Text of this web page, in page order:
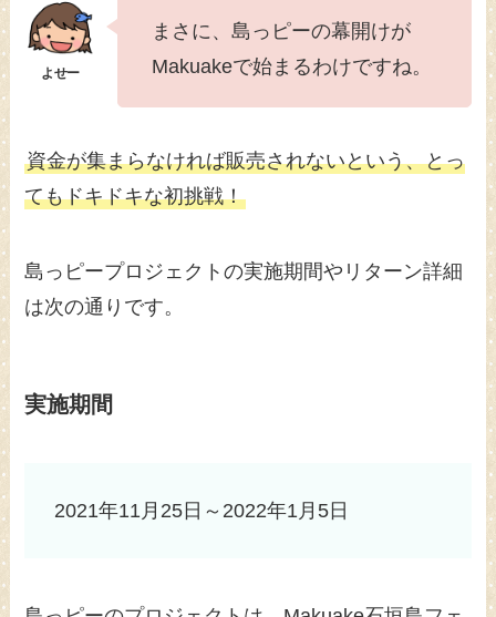
まさに、島っピーの幕開けが
Makuakeで始まるわけですね。
資金が集まらなければ販売されないという、とっ
てもドキドキな初挑戦！
島っピープロジェクトの実施期間やリターン詳細
は次の通りです。
実施期間
2021年11月25日～2022年1月5日